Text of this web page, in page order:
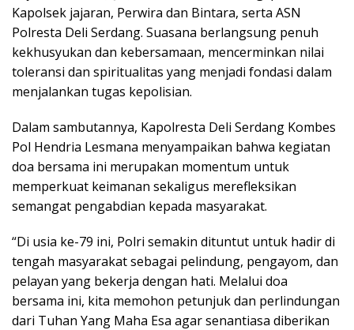
Kapolsek jajaran, Perwira dan Bintara, serta ASN
Polresta Deli Serdang. Suasana berlangsung penuh
kekhusyukan dan kebersamaan, mencerminkan nilai
toleransi dan spiritualitas yang menjadi fondasi dalam
menjalankan tugas kepolisian.
Dalam sambutannya, Kapolresta Deli Serdang Kombes
Pol Hendria Lesmana menyampaikan bahwa kegiatan
doa bersama ini merupakan momentum untuk
memperkuat keimanan sekaligus merefleksikan
semangat pengabdian kepada masyarakat.
“Di usia ke-79 ini, Polri semakin dituntut untuk hadir di
tengah masyarakat sebagai pelindung, pengayom, dan
pelayan yang bekerja dengan hati. Melalui doa
bersama ini, kita memohon petunjuk dan perlindungan
dari Tuhan Yang Maha Esa agar senantiasa diberikan